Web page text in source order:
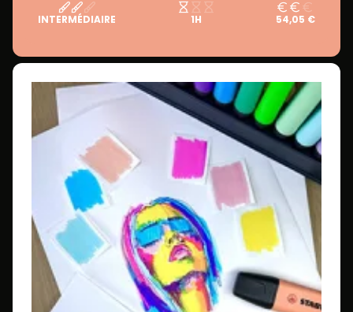
INTERMÉDIAIRE 1H 54,05 €